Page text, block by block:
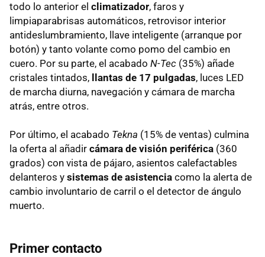
todo lo anterior el climatizador, faros y
limpiaparabrisas automáticos, retrovisor interior
antideslumbramiento, llave inteligente (arranque por
botón) y tanto volante como pomo del cambio en
cuero. Por su parte, el acabado N-Tec (35%) añade
cristales tintados,
llantas de 17 pulgadas, luces LED
de marcha diurna, navegación y cámara de marcha
atrás, entre otros.
Por último, el acabado Tekna (15% de ventas) culmina
la oferta al añadir cámara de visión periférica (360
grados) con vista de pájaro, asientos calefactables
delanteros y sistemas de asistencia como la alerta de
cambio involuntario de carril o el detector de ángulo
muerto.
Primer contacto